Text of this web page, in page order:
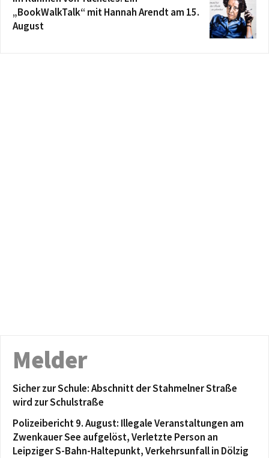
„BookWalkTalk“ mit Hannah Arendt am 15.
August
Melder
Sicher zur Schule: Abschnitt der Stahmelner Straße
wird zur Schulstraße
Polizeibericht 9. August: Illegale Veranstaltungen am
Zwenkauer See aufgelöst, Verletzte Person an
Leipziger S-Bahn-Haltepunkt, Verkehrsunfall in Dölzig